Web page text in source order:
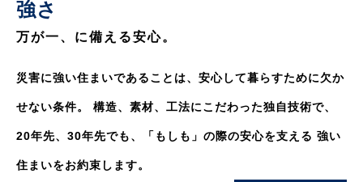
強さ
万が一、に備える安心。
災害に強い住まいであることは、安心して暮らすために欠か
せない条件。 構造、素材、工法にこだわった独自技術で、
20年先、30年先でも、「もしも」の際の安心を支える 強い
住まいをお約束します。